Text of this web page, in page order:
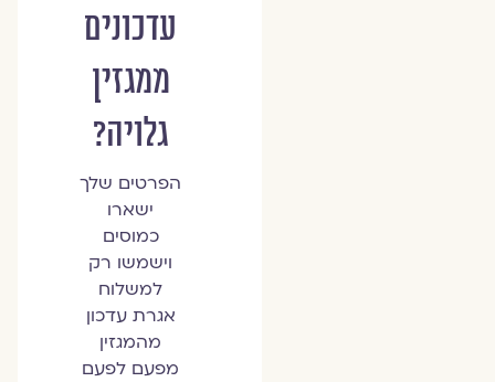
עדכונים
ממגזין
גלויה?
הפרטים שלך
ישארו
כמוסים
וישמשו רק
למשלוח
אגרת עדכון
מהמגזין
מפעם לפעם